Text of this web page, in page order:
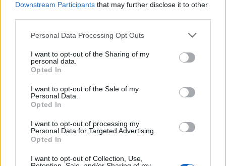
Downstream Participants that may further disclose it to other
Personal Data Processing Opt Outs
I want to opt-out of the Sharing of my
personal data.
Opted In
I want to opt-out of the Sale of my
Personal Data.
Opted In
I want to opt-out of processing my
Personal Data for Targeted Advertising.
Opted In
I want to opt-out of Collection, Use,
Bienvenido al foro y larga vida a los A4.
su sustituto el a5…
Responder
VIX
Publicado23 de Octubre del 2024